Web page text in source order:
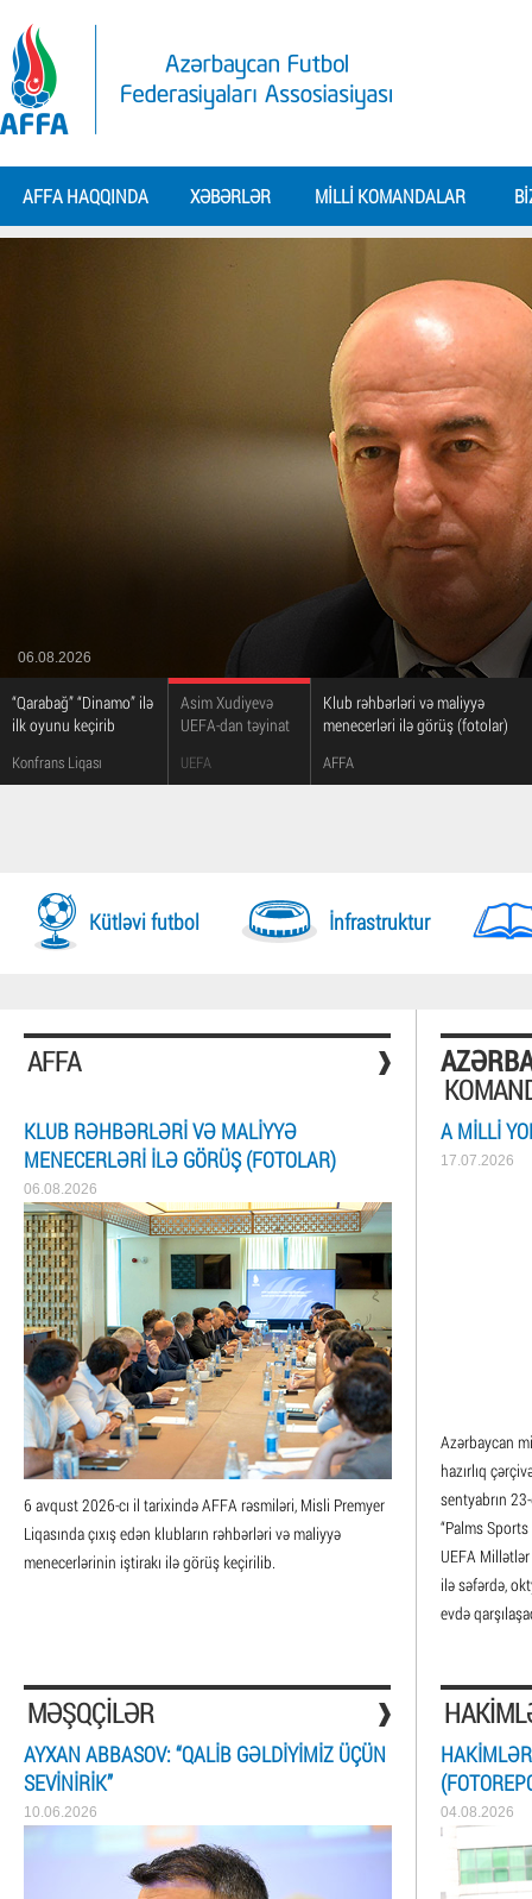
AFFA HAQQINDA XƏBƏRLƏR MILLI KOMANDALAR
“Qarabağ” “Dinamo” ilə
ilk oyunu keçirib
Konfrans Liqası
Asim Xudiyevə
UEFA-dan təyinat
UEFA
Klub rəhbərləri və maliyyə
menecerləri ilə görüş (fotolar)
AFFA
06.08.2026
Kütləvi futbol İnfrastruktur
AFFA
KLUB RƏHBƏRLƏRI VƏ MALIYYƏ
MENECERLƏRI ILƏ GÖRÜŞ (FOTOLAR)
06.08.2026
6 avqust 2026-cı il tarixində AFFA rəsmiləri, Misli Premyer
Liqasında çıxış edən klubların rəhbərləri və maliyyə
menecerlərinin iştirakı ilə görüş keçirilib.
A MILLI
17.07.2026
Azərbaycan
hazırlıq
sentyabrın
“Palms
UEFA
ilə səfərdə,
evdə
MƏŞQÇILƏR
AYXAN ABBASOV: “QALIB GƏLDIYIMIZ ÜÇÜN
SEVINIRIK”
10.06.2026 04.08.2026